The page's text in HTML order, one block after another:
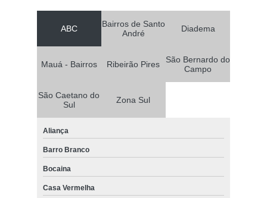
ABC
Bairros de Santo
André
Diadema
Mauá - Bairros Ribeirão Pires
São Bernardo do
Campo
São Caetano do
Sul
Zona Sul
Aliança
Barro Branco
Bocaina
Casa Vermelha